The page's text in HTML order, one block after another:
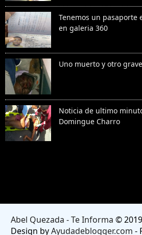
Tenemos un pasaporte
en galeria 360
Uno muerto y otro
Noticia de ultimo
Domingue Charro
Abel Quezada - Te Informa ©
Design byAyudadeblogger.com -